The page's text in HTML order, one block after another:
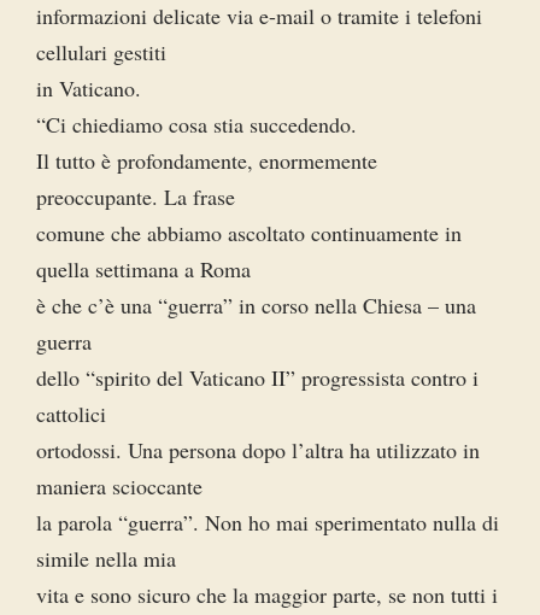
informazioni delicate via e-mail o tramite i telefoni
cellulari gestiti
in Vaticano.
“Ci chiediamo cosa stia succedendo.
Il tutto è profondamente, enormemente
preoccupante. La frase
comune che abbiamo ascoltato continuamente in
quella settimana a Roma
è che c’è una “guerra” in corso nella Chiesa – una
guerra
dello “spirito del Vaticano II” progressista contro i
cattolici
ortodossi. Una persona dopo l’altra ha utilizzato in
maniera scioccante
la parola “guerra”. Non ho mai sperimentato nulla di
simile nella mia
vita e sono sicuro che la maggior parte, se non tutti i